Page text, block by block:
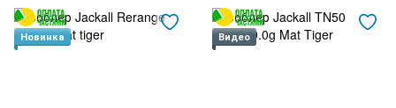
Новинка Видео